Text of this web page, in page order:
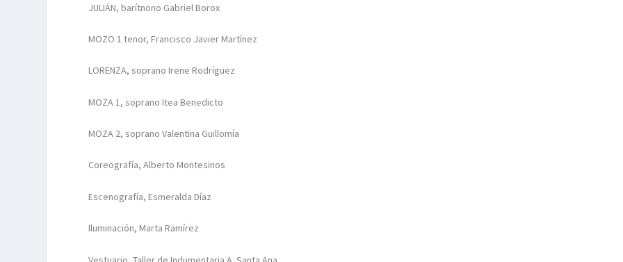
JULIÁN, barítnono Gabriel Borox
MOZO 1 tenor, Francisco Javier Martínez
LORENZA, soprano Irene Rodríguez
MOZA 1, soprano Itea Benedicto
MOZA 2, soprano Valentina Guillomía
Coreografía, Alberto Montesinos
Escenografía, Esmeralda Díaz
Iluminación, Marta Ramírez